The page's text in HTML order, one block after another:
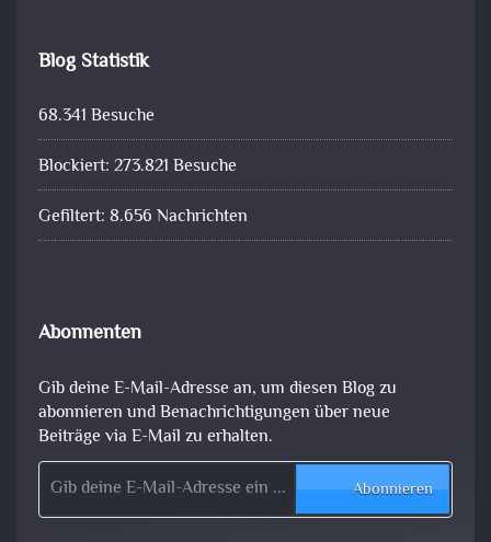
Blog Statistik
68.341 Besuche
Blockiert: 273.821 Besuche
Gefiltert: 8.656 Nachrichten
Abonnenten
Gib deine E-Mail-Adresse an, um diesen Blog zu
abonnieren und Benachrichtigungen über neue
Beiträge via E-Mail zu erhalten.
Gib deine E-Mail-Adresse ein ...
Abonnieren